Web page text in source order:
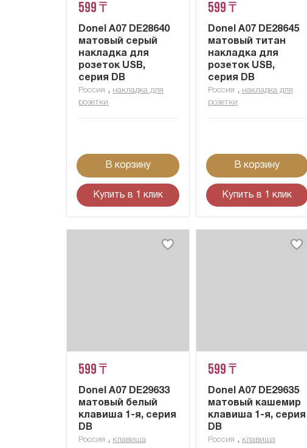
599 ₸
Donel A07 DE28640
матовый серый
накладка для
розеток USB,
серия DB
Россия , накладка для
розетки
В корзину
Купить в 1 клик
599 ₸
Donel A07 DE28645
матовый титан
накладка для
розеток USB,
серия DB
Россия , накладка для
розетки
В корзину
Купить в 1 клик
599 ₸
Donel A07 DE29633
матовый белый
клавиша 1-я, серия
DB
Россия , клавиша
599 ₸
Donel A07 DE29635
матовый кашемир
клавиша 1-я, серия
DB
Россия , клавиша